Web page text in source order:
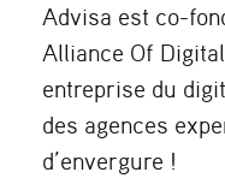
Advisa est co-
Alliance Of
entreprise du
des agences
d’envergure !